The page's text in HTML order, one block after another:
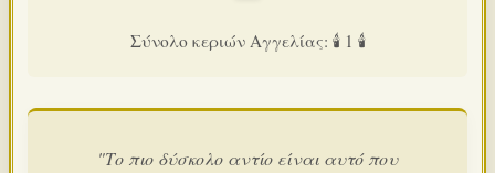
Σύνολο κεριών Αγγελίας: 🕯️ 1 🕯️
"Το πιο δύσκολο αντίο είναι αυτό που